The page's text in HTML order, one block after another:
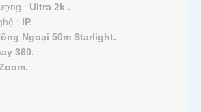
: Ultra 2k .
: IP.
Ngoại 50m Starlight.
360.